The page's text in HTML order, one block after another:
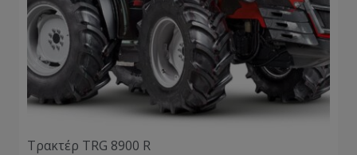
Τρακτέρ TRG 8900 R